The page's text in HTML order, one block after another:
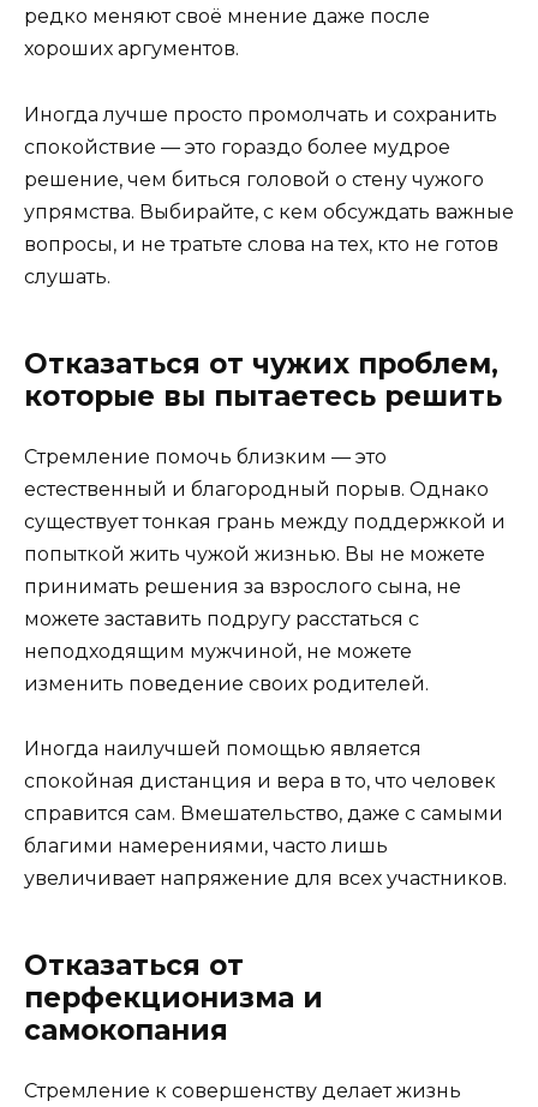
редко меняют своё мнение даже после
хороших аргументов.
Иногда лучше просто промолчать и сохранить
спокойствие — это гораздо более мудрое
решение, чем биться головой о стену чужого
упрямства. Выбирайте, с кем обсуждать важные
вопросы, и не тратьте слова на тех, кто не готов
слушать.
Отказаться от чужих проблем,
которые вы пытаетесь решить
Стремление помочь близким — это
естественный и благородный порыв. Однако
существует тонкая грань между поддержкой и
попыткой жить чужой жизнью. Вы не можете
принимать решения за взрослого сына, не
можете заставить подругу расстаться с
неподходящим мужчиной, не можете
изменить поведение своих родителей.
Иногда наилучшей помощью является
спокойная дистанция и вера в то, что человек
справится сам. Вмешательство, даже с самыми
благими намерениями, часто лишь
увеличивает напряжение для всех участников.
Отказаться от
перфекционизма и
самокопания
Стремление к совершенству делает жизнь